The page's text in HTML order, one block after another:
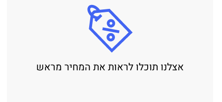
אצלנו תוכלו לראות את המחיר מראש